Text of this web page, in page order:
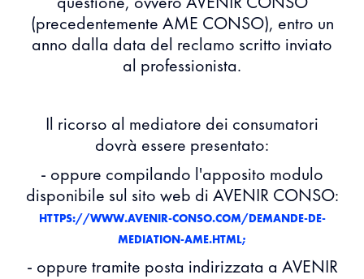
(precedentemente AME CONSO), entro un
anno dalla data del reclamo scritto inviato
al professionista.
Il ricorso al mediatore dei consumatori
dovrà essere presentato:
- oppure compilando l'apposito modulo
disponibile sul sito web di AVENIR CONSO:
HTTPS://WWW.AVENIR-CONSO.COM/DEMANDE-DE-
MEDIATION-AME.HTML;
- oppure tramite posta indirizzata a AVENIR